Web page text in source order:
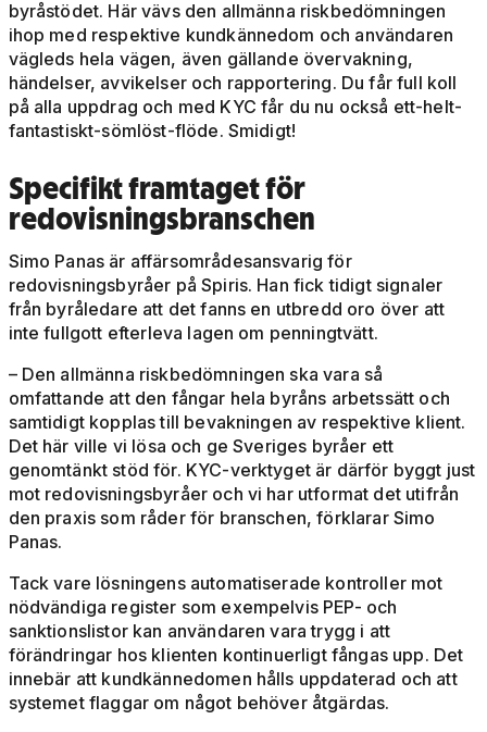
byråstödet. Här vävs den allmänna riskbedömningen
ihop med respektive kundkännedom och användaren
vägleds hela vägen, även gällande övervakning,
händelser, avvikelser och rapportering. Du får full koll
på alla uppdrag och med KYC får du nu också ett-helt-
fantastiskt-sömlöst-flöde. Smidigt!
Specifikt framtaget för
redovisningsbranschen
Simo Panas är affärsområdesansvarig för
redovisningsbyråer på Spiris. Han fick tidigt signaler
från byråledare att det fanns en utbredd oro över att
inte fullgott efterleva lagen om penningtvätt.
– Den allmänna riskbedömningen ska vara så
omfattande att den fångar hela byråns arbetssätt och
samtidigt kopplas till bevakningen av respektive klient.
Det här ville vi lösa och ge Sveriges byråer ett
genomtänkt stöd för. KYC-verktyget är därför byggt just
mot redovisningsbyråer och vi har utformat det utifrån
den praxis som råder för branschen, förklarar Simo
Panas.
Tack vare lösningens automatiserade kontroller mot
nödvändiga register som exempelvis PEP- och
sanktionslistor kan användaren vara trygg i att
förändringar hos klienten kontinuerligt fångas upp. Det
innebär att kundkännedomen hålls uppdaterad och att
systemet flaggar om något behöver åtgärdas.